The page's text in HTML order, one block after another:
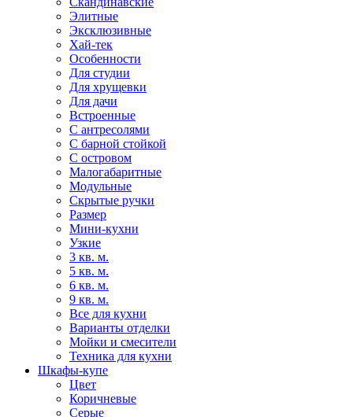
Элитные
Эксклюзивные
Хай-тек
Особенности
Для студии
Для хрущевки
Для дачи
Встроенные
С антресолями
С барной стойкой
С островом
Малогабаритные
Модульные
Скрытые ручки
Размер
Мини-кухни
Узкие
3 кв. м.
5 кв. м.
6 кв. м.
9 кв. м.
Все для кухни
Варианты отделки
Мойки и смесители
Техника для кухни
Шкафы-купе
Цвет
Коричневые
Серые